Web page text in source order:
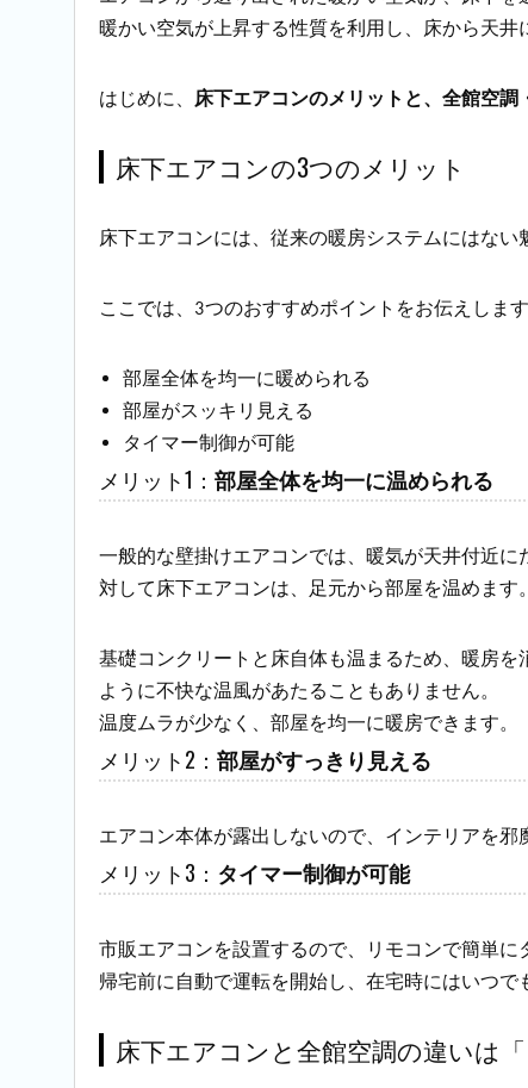
暖かい空気が上昇する性質を利用し、床から天井
はじめに、 床下エアコンのメリットと、全館空調
床下エアコンの3つのメリット
床下エアコンには、従来の暖房システムにはない
ここでは、3つのおすすめポイントをお伝えします
部屋全体を均一に暖められる
部屋がスッキリ見える
タイマー制御が可能
メリット1： 部屋全体を均一に温められる
一般的な壁掛けエアコンでは、暖気が天井付近に
対して床下エアコンは、足元から部屋を温めます。
基礎コンクリートと床自体も温まるため、暖房
ように不快な温風があたることもありません。
温度ムラが少なく、部屋を均一に暖房できます。
メリット2： 部屋がすっきり見える
エアコン本体が露出しないので、インテリアを邪
メリット3： タイマー制御が可能
市販エアコンを設置するので、リモコンで簡単に
帰宅前に自動で運転を開始し、在宅時にはいつで
床下エアコンと全館空調の違いは「